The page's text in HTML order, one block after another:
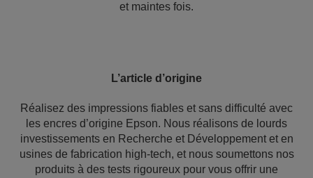
et maintes fois.
L’article d’origine
Réalisez des impressions fiables et sans difficulté avec
les encres d’origine Epson. Nous réalisons de lourds
investissements en Recherche et Développement et en
usines de fabrication high-tech, et nous soumettons nos
produits à des tests rigoureux pour vous offrir une